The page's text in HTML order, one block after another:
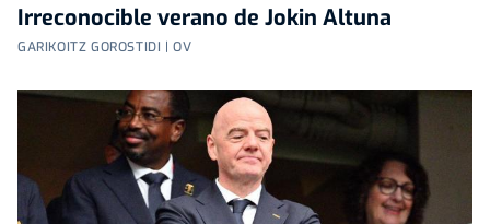
Irreconocible verano de Jokin Altuna
GARIKOITZ GOROSTIDI | OV